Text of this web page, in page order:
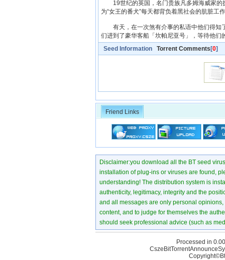
19世纪的英国，名门贵族凡多姆海威家的
为“女王的番犬”每天都背负着黑社会的肮脏工
有天，在一次煞有介事的私语中他们得知
们进到了豪华客船「坎帕尼亚号」，等待他
Seed Information Torrent Comments [0]
Friend Links
Disclaimer:you download all the BT seed
installation of plug-ins or viruses are found,
understanding! The distribution system is
authenticity, legitimacy, integrity and the
and all messages are only personal
content, and to judge for themselves the
should seek professional advice (such as
Processed in